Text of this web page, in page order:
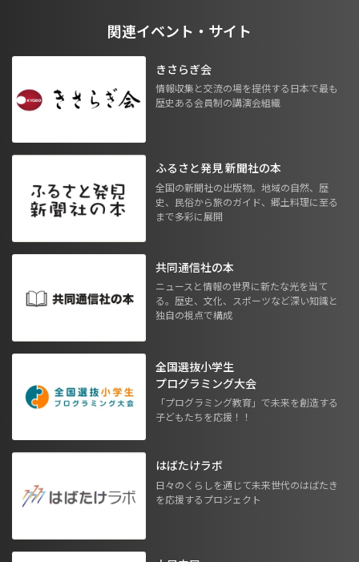
関連イベント・サイト
きさらぎ会
情報収集と交流の場を提供する日本で最も
歴史ある会員制の講演会組織
ふるさと発見 新聞社の本
全国の新聞社の出版物。地域の自然、歴
史、民俗から旅のガイド、郷土料理に至る
まで多彩に展開
共同通信社の本
ニュースと情報の世界に新たな光を当て
る。歴史、文化、スポーツなど深い知識と
独自の視点で構成
全国選抜小学生
プログラミング大会
「プログラミング教育」で未来を創造する
子どもたちを応援！！
はばたけラボ
日々のくらしを通じて未来世代のはばたき
を応援するプロジェクト